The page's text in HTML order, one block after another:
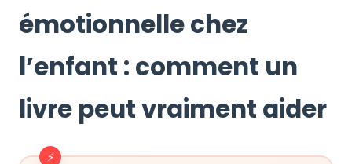
émotionnelle chez
l’enfant : comment un
livre peut vraiment aider